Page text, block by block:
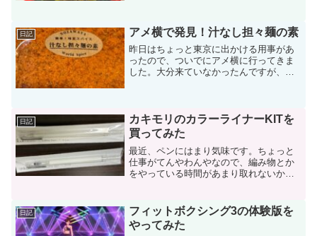
ンを注文。麻婆豆腐っぽいで...
日記 アメ横で発見！汁なし担々麺の素
昨日はちょっと東京に出かける用事があ
ったので、ついでにアメ横に行ってきま
した。大分来ていなかったんですが、最
のままバーンと置かれてい...
日記
カキモリのカラーライナーKITを
買ってみた
最近、ペンにはまり気味です。ちょっと
仕事がてんやわんやなので、編み物とか
をやっている時間があまり取れないか
気持ちです。そんな中、カキモリのカラ
ーライナーKITを買ってみ...
日記
フィットボクシング3の体験版を
やってみた